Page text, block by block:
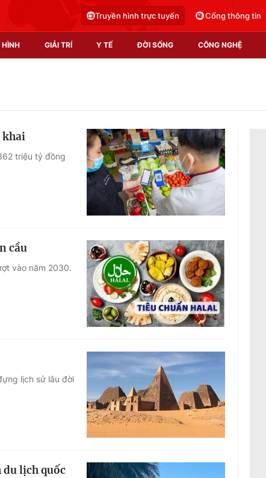
Truyền hình trực tuyến Cổng thông tin
HÌNH GIẢI TRÍ Y TẾ ĐỜI SỐNG CÔNG NGHỆ
Video
Shorts video
Podcast
EMagazine
Photo
Infographic
Góc ảnh
Công nghệ
Hitech Công nghệ tương lai
Sản phẩm
Thị trường
Tư vấn
khai
triệu tỷ đồng
cầu
vào năm 2030.
lịch sử lâu đời
du lịch quốc